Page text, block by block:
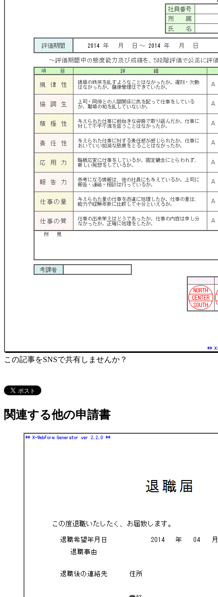
この記事をSNSで共有しませんか？
関連する他の申請書